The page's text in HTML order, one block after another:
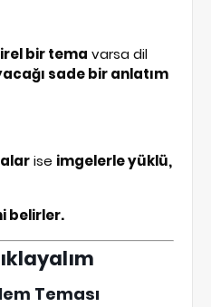
bir tema varsa dil
sade bir anlatım
ise imgelerle yüklü,
belirler.
Teması